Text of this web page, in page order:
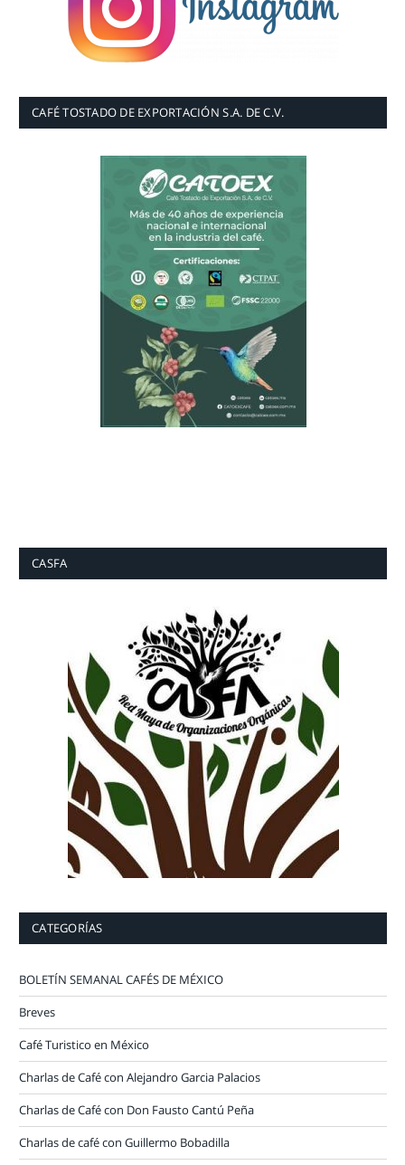
CAFÉ TOSTADO DE EXPORTACIÓN S.A. DE C.V.
CASFA
CATEGORÍAS
BOLETÍN SEMANAL CAFÉS DE MÉXICO
Breves
Café Turistico en México
Charlas de Café con Alejandro Garcia Palacios
Charlas de Café con Don Fausto Cantú Peña
Charlas de café con Guillermo Bobadilla